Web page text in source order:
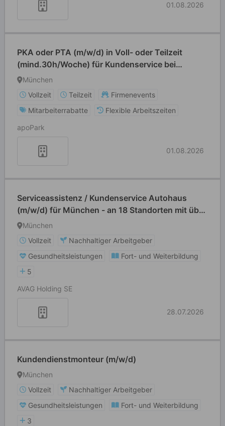
01.08.2026
PKA oder PTA (m/w/d) in Voll- oder Teilzeit
(mind.30h/Woche) für Kundenservice bei
Bavarian Cannabis
München
Vollzeit
Teilzeit
Firmenevents
Mitarbeiterrabatte
Flexible Arbeitszeiten
apoPark
01.08.2026
Serviceassistenz / Kundenservice Autohaus
(m/w/d) für München - an 18 Standorten mit über
10 Marken
München
Vollzeit
Nachhaltiger Arbeitgeber
Gesundheitsleistungen
Fort- und Weiterbildung
5
AVAG Holding SE
28.07.2026
Kundendienstmonteur (m/w/d)
München
Vollzeit
Nachhaltiger Arbeitgeber
Gesundheitsleistungen
Fort- und Weiterbildung
3